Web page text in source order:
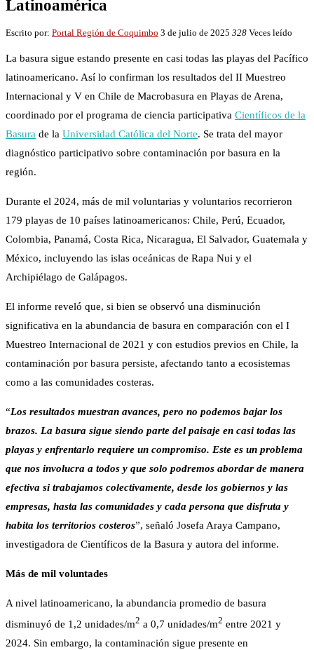
Latinoamérica
Escrito por: Portal Región de Coquimbo 3 de julio de 2025 328 Veces leído
La basura sigue estando presente en casi todas las playas del Pacífico
latinoamericano. Así lo confirman los resultados del II Muestreo
Internacional y V en Chile de Macrobasura en Playas de Arena,
coordinado por el programa de ciencia participativa Científicos de la
Basura de la Universidad Católica del Norte. Se trata del mayor
diagnóstico participativo sobre contaminación por basura en la
región.
Durante el 2024, más de mil voluntarias y voluntarios recorrieron
179 playas de 10 países latinoamericanos: Chile, Perú, Ecuador,
Colombia, Panamá, Costa Rica, Nicaragua, El Salvador, Guatemala y
México, incluyendo las islas oceánicas de Rapa Nui y el
Archipiélago de Galápagos.
El informe reveló que, si bien se observó una disminución
significativa en la abundancia de basura en comparación con el I
Muestreo Internacional de 2021 y con estudios previos en Chile, la
contaminación por basura persiste, afectando tanto a ecosistemas
como a las comunidades costeras.
“Los resultados muestran avances, pero no podemos bajar los
brazos. La basura sigue siendo parte del paisaje en casi todas las
playas y enfrentarlo requiere un compromiso. Este es un problema
que nos involucra a todos y que solo podremos abordar de manera
efectiva si trabajamos colectivamente, desde los gobiernos y las
empresas, hasta las comunidades y cada persona que disfruta y
habita los territorios costeros”, señaló Josefa Araya Campano,
investigadora de Científicos de la Basura y autora del informe.
Más de mil voluntades
A nivel latinoamericano, la abundancia promedio de basura
disminuyó de 1,2 unidades/m2 a 0,7 unidades/m2 entre 2021 y
2024. Sin embargo, la contaminación sigue presente en